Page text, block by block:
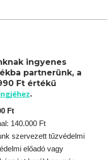
ingyenes
partnerünk, a
Ft értékű
.
Ft
140.000 Ft
szervezett tűzvédelmi
előadó vagy